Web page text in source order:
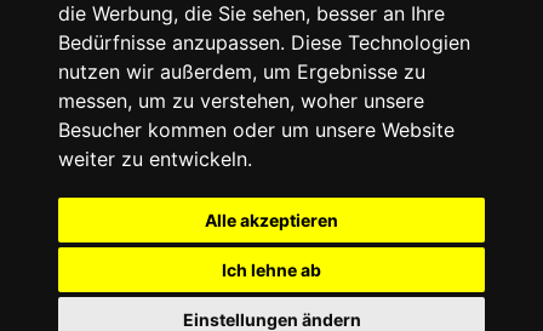
die Werbung, die Sie sehen, besser an Ihre
Bedürfnisse anzupassen. Diese Technologien
nutzen wir außerdem, um Ergebnisse zu
messen, um zu verstehen, woher unsere
Besucher kommen oder um unsere Website
weiter zu entwickeln.
Alle akzeptieren
Ich lehne ab
Einstellungen ändern